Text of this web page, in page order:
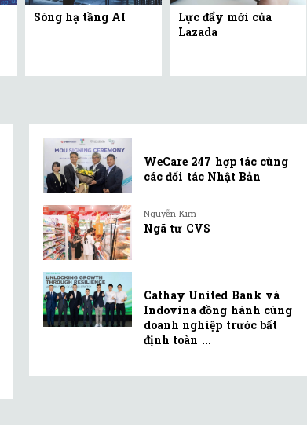
Sóng hạ tầng AI
Lực đẩy mới của
Lazada
WeCare 247 hợp tác cùng
các đối tác Nhật Bản
Nguyễn Kim
Ngã tư CVS
Cathay United Bank và
Indovina đồng hành cùng
doanh nghiệp trước bất
định toàn ...